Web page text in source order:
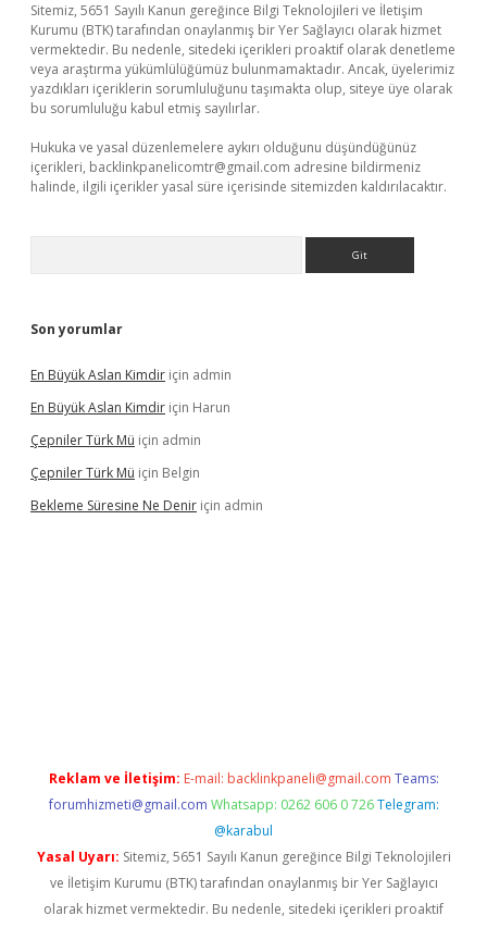
Sitemiz, 5651 Sayılı Kanun gereğince Bilgi Teknolojileri ve İletişim
Kurumu (BTK) tarafından onaylanmış bir Yer Sağlayıcı olarak hizmet
vermektedir. Bu nedenle, sitedeki içerikleri proaktif olarak denetleme
veya araştırma yükümlülüğümüz bulunmamaktadır. Ancak, üyelerimiz
yazdıkları içeriklerin sorumluluğunu taşımakta olup, siteye üye olarak
bu sorumluluğu kabul etmiş sayılırlar.
Hukuka ve yasal düzenlemelere aykırı olduğunu düşündüğünüz
içerikleri, backlinkpanelicomtr@gmail.com adresine bildirmeniz
halinde, ilgili içerikler yasal süre içerisinde sitemizden kaldırılacaktır.
Son yorumlar
En Büyük Aslan Kimdir için admin
En Büyük Aslan Kimdir için Harun
Çepniler Türk Mü için admin
Çepniler Türk Mü için Belgin
Bekleme Süresine Ne Denir için admin
Reklam ve İletişim: E-mail: backlinkpaneli@gmail.com Teams:
forumhizmeti@gmail.com Whatsapp: 0262 606 0 726 Telegram:
@karabul
Yasal Uyarı: Sitemiz, 5651 Sayılı Kanun gereğince Bilgi Teknolojileri
ve İletişim Kurumu (BTK) tarafından onaylanmış bir Yer Sağlayıcı
olarak hizmet vermektedir. Bu nedenle, sitedeki içerikleri proaktif